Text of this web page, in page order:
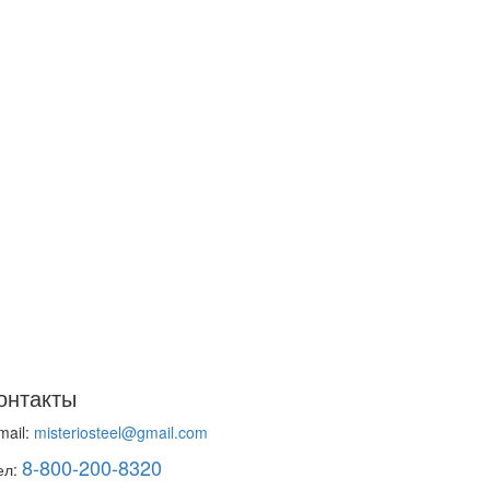
misteriosteel@gmail.com
8-800-200-8320